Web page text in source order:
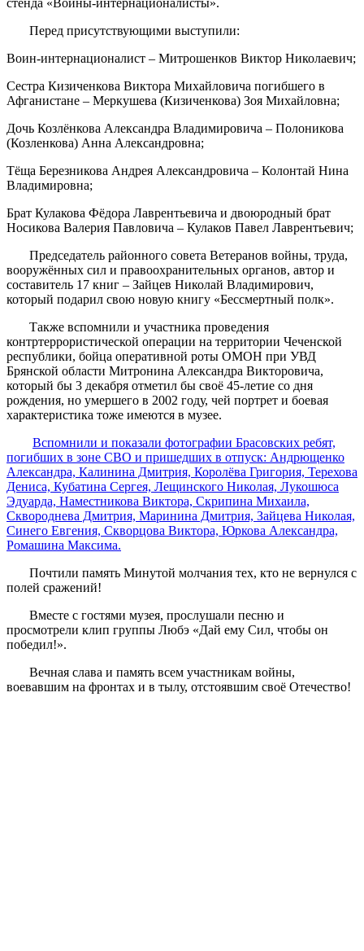
стенда «Воины-интернационалисты».
Перед присутствующими выступили:
Воин-интернационалист – Митрошенков Виктор Николаевич;
Сестра Кизиченкова Виктора Михайловича погибшего в
Афганистане – Меркушева (Кизиченкова) Зоя Михайловна;
Дочь Козлёнкова Александра Владимировича – Полоникова
(Козленкова) Анна Александровна;
Тёща Березникова Андрея Александровича – Колонтай Нина
Владимировна;
Брат Кулакова Фёдора Лаврентьевича и двоюродный брат
Носикова Валерия Павловича – Кулаков Павел Лаврентьевич;
Председатель районного совета Ветеранов войны, труда,
вооружённых сил и правоохранительных органов, автор и
составитель 17 книг – Зайцев Николай Владимирович,
который подарил свою новую книгу «Бессмертный полк».
Также вспомнили и участника проведения
контртеррористической операции на территории Чеченской
республики, бойца оперативной роты ОМОН при УВД
Брянской области Митронина Александра Викторовича,
который бы 3 декабря отметил бы своё 45-летие со дня
рождения, но умершего в 2002 году, чей портрет и боевая
характеристика тоже имеются в музее.
Вспомнили и показали фотографии Брасовских ребят,
погибших в зоне СВО и пришедших в отпуск: Андрющенко
Александра, Калинина Дмитрия, Королёва Григория, Терехова
Дениса, Кубатина Сергея, Лещинского Николая, Лукошюса
Эдуарда, Наместникова Виктора, Скрипина Михаила,
Сквороднева Дмитрия, Маринина Дмитрия, Зайцева Николая,
Синего Евгения, Скворцова Виктора, Юркова Александра,
Ромашина Максима.
Почтили память Минутой молчания тех, кто не вернулся с
полей сражений!
Вместе с гостями музея, прослушали песню и
просмотрели клип группы Любэ «Дай ему Сил, чтобы он
победил!».
Вечная слава и память всем участникам войны,
воевавшим на фронтах и в тылу, отстоявшим своё Отечество!